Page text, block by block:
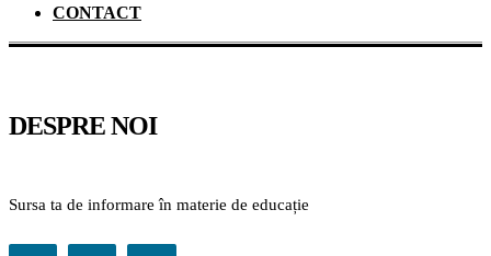
CONTACT
DESPRE NOI
Sursa ta de informare în materie de educație